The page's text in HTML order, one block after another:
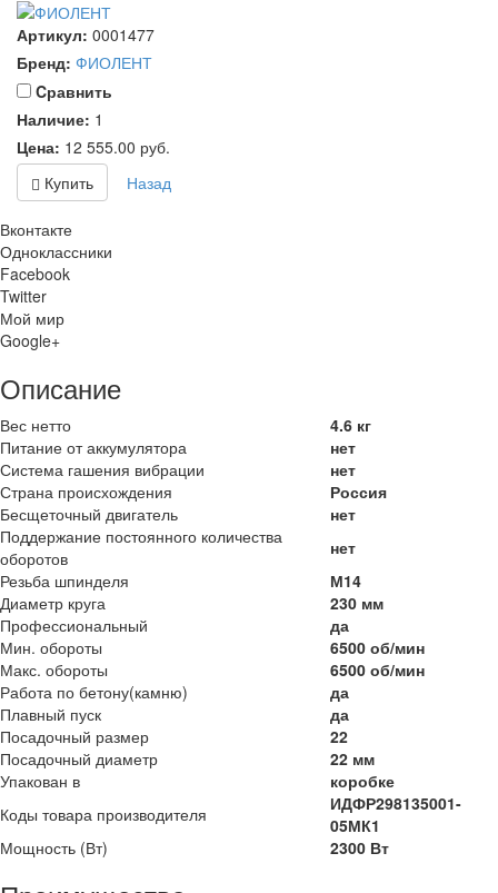
Артикул: 0001477
Бренд: ФИОЛЕНТ
Cравнить
Наличие: 1
Цена: 12 555.00 руб.
Купить
Назад
Вконтакте
Одноклассники
Facebook
Twitter
Мой мир
Google+
Описание
Вес нетто
4.6 кг
Питание от аккумулятора
нет
Система гашения вибрации
нет
Страна происхождения
Россия
Бесщеточный двигатель
нет
Поддержание постоянного количества
оборотов
нет
Резьба шпинделя
М14
Диаметр круга
230 мм
Профессиональный
да
Мин. обороты
6500 об/мин
Макс. обороты
6500 об/мин
Работа по бетону(камню)
да
Плавный пуск
да
Посадочный размер
22
Посадочный диаметр
22 мм
Упакован в
коробке
Коды товара производителя
ИДФР298135001-
05МК1
Мощность (Вт)
2300 Вт